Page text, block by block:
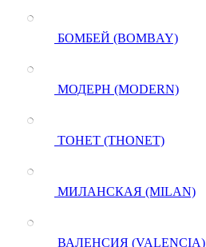
БОМБЕЙ (BOMBAY)
МОДЕРН (MODERN)
ТОНЕТ (THONET)
МИЛАНСКАЯ (MILAN)
ВАЛЕНСИЯ (VALENCIA)